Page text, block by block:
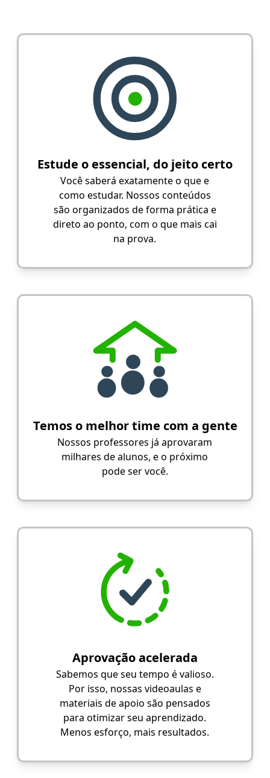
Estude o essencial, do jeito certo
Você saberá exatamente o que e
como estudar. Nossos conteúdos
são organizados de forma prática e
direto ao ponto, com o que mais cai
na prova.
Temos o melhor time com a gente
Nossos professores já aprovaram
milhares de alunos, e o próximo
pode ser você.
Aprovação acelerada
Sabemos que seu tempo é valioso.
Por isso, nossas videoaulas e
materiais de apoio são pensados
para otimizar seu aprendizado.
Menos esforço, mais resultados.